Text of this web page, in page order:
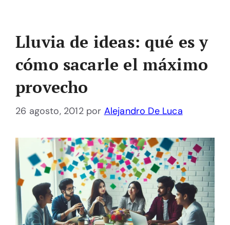
Lluvia de ideas: qué es y
cómo sacarle el máximo
provecho
26 agosto, 2012 por Alejandro De Luca